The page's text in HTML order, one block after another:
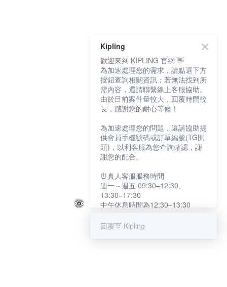
Kipling
歡迎來到 KIPLING 官網 👋
為加速處理您的需求，請點選下方
按鈕查詢相關資訊；若無法找到所
需內容，還請聯繫線上客服協助。
由於目前案件量較大，回覆時間較
長，感謝您的耐心等候！
為加速處理您的問題，還請協助提
供會員手機號碼或訂單編號(TG開
頭)，以利客服為您查詢確認，謝
謝您的配合。
⏰真人客服服務時間
週一～週五 09:30–12:30、
13:30–17:30
中午休息時間為12:30–13:30
提醒您：系統會自動已讀訊息，如
回覆至 Kipling